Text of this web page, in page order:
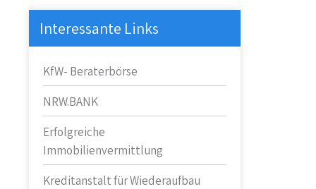
Interessante Links
KfW- Beraterbörse
NRW.BANK
Erfolgreiche
Immobilienvermittlung
Kreditanstalt für Wiederaufbau